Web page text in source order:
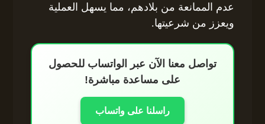
عدم الممانعة من بلادهم، مما يسهل العملية
ويعزز من شرعيتها.
تواصل معنا الآن عبر الواتساب للحصول
على مساعدة مباشرة!
راسلنا على واتساب